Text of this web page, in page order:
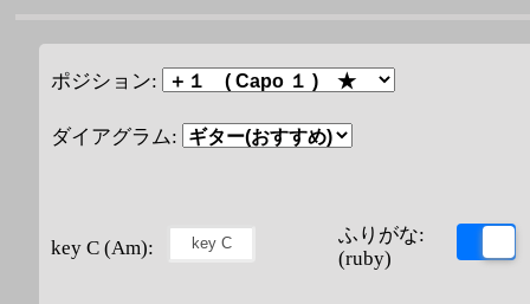
ポジション:
ダイアグラム:
key C (Am):
ふりがな:
(ruby)